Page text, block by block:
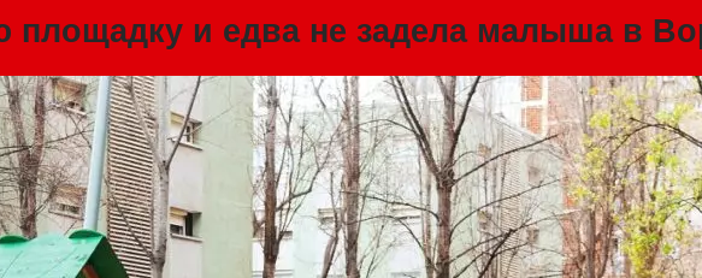
площадку и едва не задела малыша в